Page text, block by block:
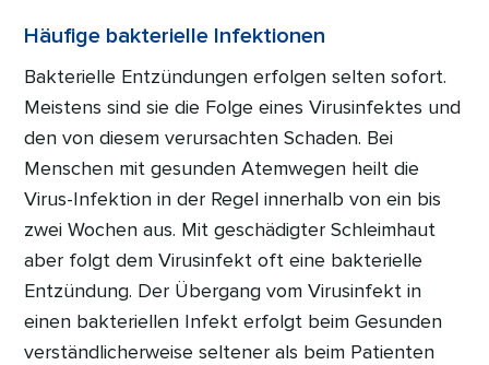
Häufige bakterielle Infektionen
Bakterielle Entzündungen erfolgen selten sofort.
Meistens sind sie die Folge eines Virusinfektes und
den von diesem verursachten Schaden. Bei
Menschen mit gesunden Atemwegen heilt die
Virus-Infektion in der Regel innerhalb von ein bis
zwei Wochen aus. Mit geschädigter Schleimhaut
aber folgt dem Virusinfekt oft eine bakterielle
Entzündung. Der Übergang vom Virusinfekt in
einen bakteriellen Infekt erfolgt beim Gesunden
verständlicherweise seltener als beim Patienten